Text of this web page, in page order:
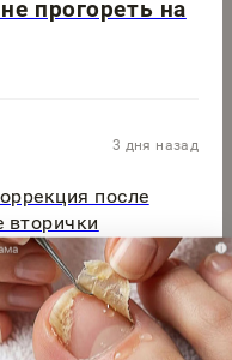
прогореть на
3 дня назад
после
вторички
12 часов назад
i